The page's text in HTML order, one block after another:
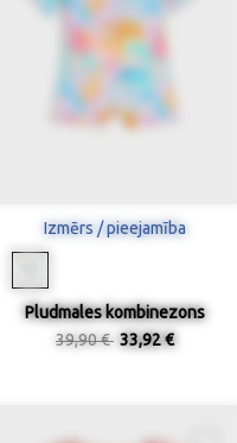
Izmērs / pieejamība
Pludmales kombinezons
39,90 € 33,92 €